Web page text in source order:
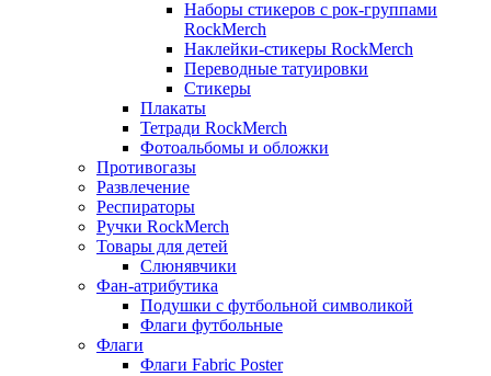
Наборы стикеров с рок-группами
RockMerch
Наклейки-стикеры RockMerch
Переводные татуировки
Стикеры
Плакаты
Тетради RockMerch
Фотоальбомы и обложки
Противогазы
Развлечение
Респираторы
Ручки RockMerch
Товары для детей
Слюнявчики
Фан-атрибутика
Подушки с футбольной символикой
Флаги футбольные
Флаги
Флаги Fabric Poster